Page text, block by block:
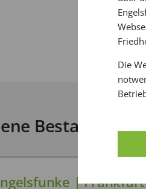
dass
Bestatter
| Frankfurt
Die